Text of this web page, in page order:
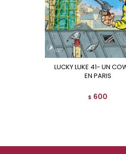
LUCKY LUKE 41- UN COWBOY
EN PARIS
$ 600